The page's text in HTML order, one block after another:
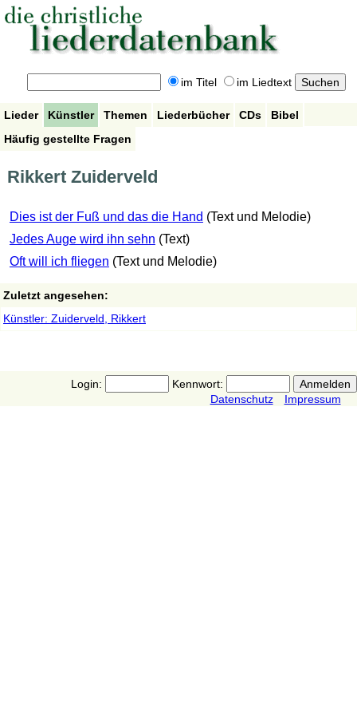
im Titel im Liedtext
Lieder Künstler Themen Liederbücher CDs
Bibel
Häufig gestellte Fragen
Rikkert Zuiderveld
Dies ist der Fuß und das die Hand (Text und Melodie)
Jedes Auge wird ihn sehn (Text)
Oft will ich fliegen (Text und Melodie)
Zuletzt angesehen:
Künstler: Zuiderveld, Rikkert
Login:
Kennwort:
Datenschutz
Impressum